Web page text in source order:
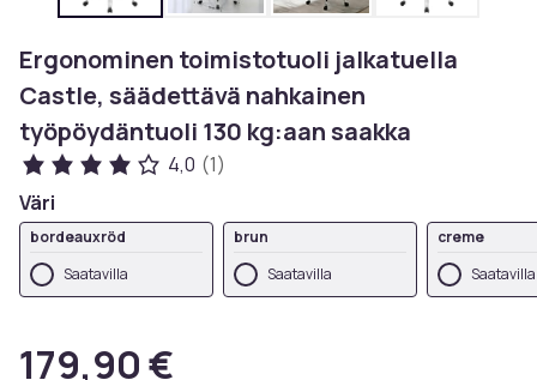
Ergonominen toimistotuoli jalkatuella
Castle, säädettävä nahkainen
työpöydäntuoli 130 kg:aan saakka
4,0 (1)
Väri
bordeauxröd
Saatavilla
brun
Saatavilla
creme
Saatavilla
179,90 €